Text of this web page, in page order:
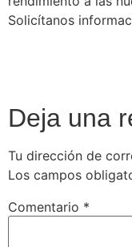
Solicítanos
Deja una
Tu dirección de
Los campos
Comentario *